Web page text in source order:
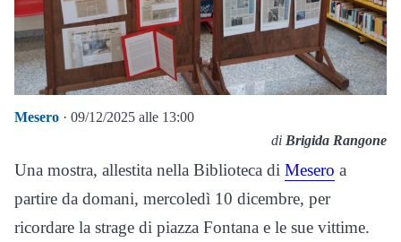
Mesero · 09/12/2025 alle 13:00
di Brigida Rangone
Una mostra, allestita nella Biblioteca di Mesero a
partire da domani, mercoledì 10 dicembre, per
ricordare la strage di piazza Fontana e le sue vittime.